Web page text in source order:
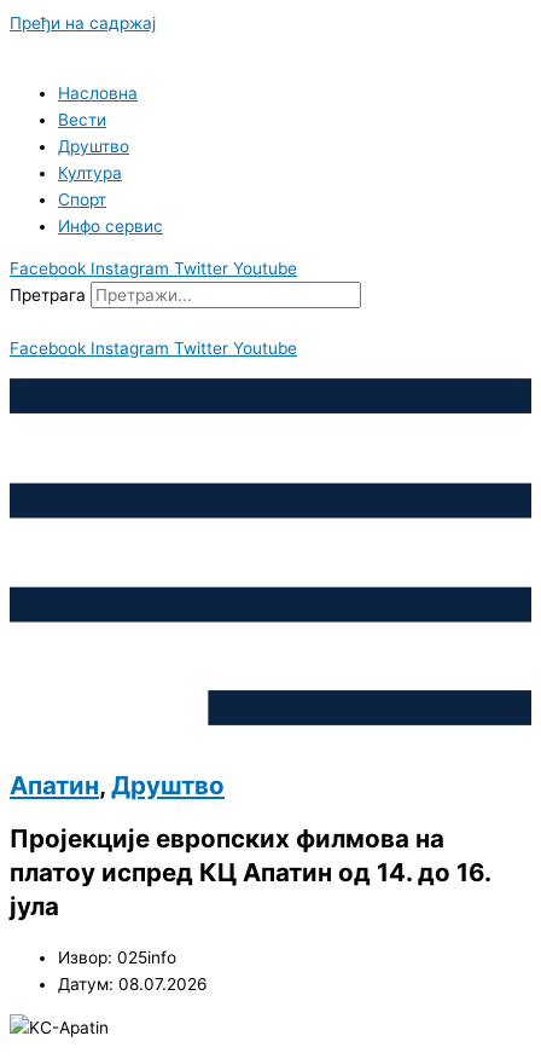
Пређи на садржај
Насловна
Вести
Друштво
Култура
Спорт
Инфо сервис
Facebook Instagram Twitter Youtube
Претрага
Facebook Instagram Twitter Youtube
Апатин, Друштво
Пројекције европских филмова на
платоу испред КЦ Апатин од 14. до 16.
јула
Извор: 025info
Датум: 08.07.2026